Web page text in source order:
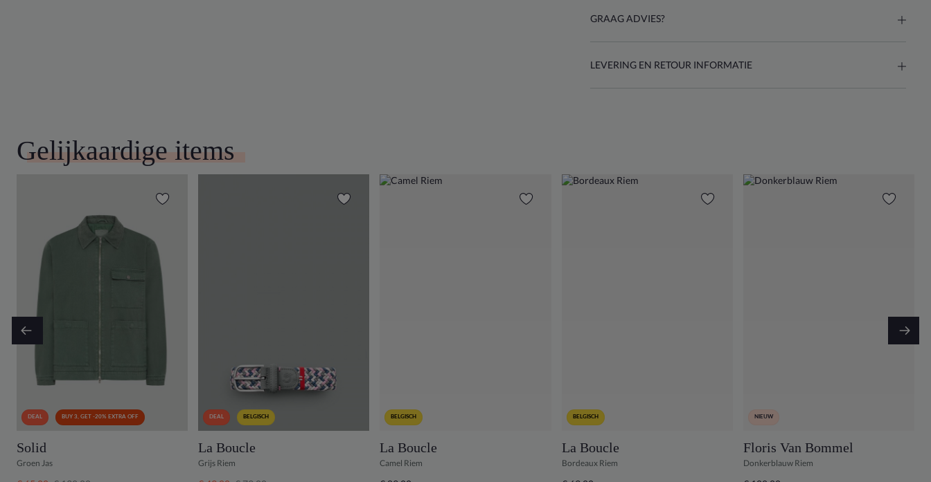
GRAAG ADVIES?
LEVERING EN RETOUR INFORMATIE
Gelijkaardige items
DEAL BUY 3, GET -20% EXTRA OFF
Solid
Groen Jas
DEAL BELGISCH
La Boucle
Grijs Riem
BELGISCH
La Boucle
Camel Riem
BELGISCH
La Boucle
Bordeaux Riem
NIEUW
Floris Van Bommel
Donkerblauw Riem